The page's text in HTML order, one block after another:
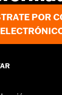
Rotor yPOR